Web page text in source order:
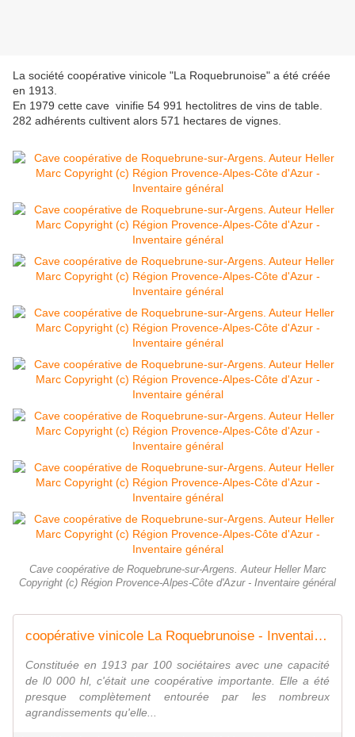
La société coopérative vinicole "La Roquebrunoise" a été créée
en 1913.
En 1979 cette cave vinifie 54 991 hectolitres de vins de table.
282 adhérents cultivent alors 571 hectares de vignes.
Cave coopérative de Roquebrune-sur-Argens. Auteur Heller Marc
Copyright (c) Région Provence-Alpes-Côte d'Azur - Inventaire général
coopérative vinicole La Roquebrunoise - Inventaire Général du Patrimoine Culturel
Constituée en 1913 par 100 sociétaires avec une capacité
de l0 000 hl, c'était une coopérative importante. Elle a été
presque complètement entourée par les nombreux
agrandissements qu'elle...